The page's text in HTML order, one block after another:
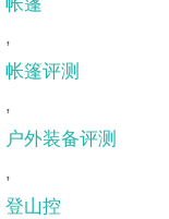
,
帐篷评测
,
户外装备评测
,
登山控